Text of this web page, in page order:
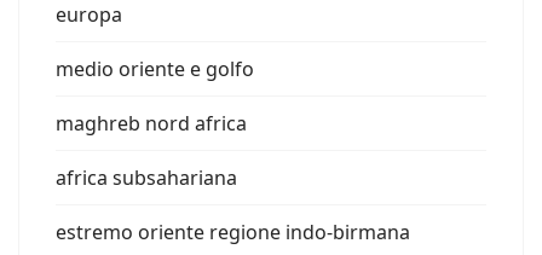
europa
medio oriente e golfo
maghreb nord africa
africa subsahariana
estremo oriente regione indo-birmana